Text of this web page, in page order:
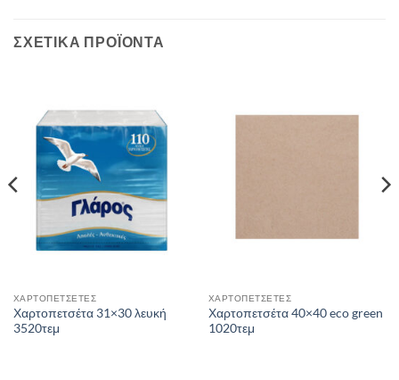
ΣΧΕΤΙΚΆ ΠΡΟΪΌΝΤΑ
ΧΑΡΤΟΠΕΤΣΕΤΕΣ
Χαρτοπετσέτα 31×30 λευκή
3520τεμ
ΧΑΡΤΟΠΕΤΣΕΤΕΣ
Χαρτοπετσέτα 40×40 eco green
1020τεμ